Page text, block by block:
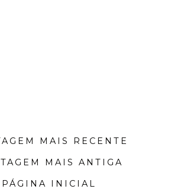
MAIS RECENTE
MAIS ANTIGA
PÁGINA INICIAL